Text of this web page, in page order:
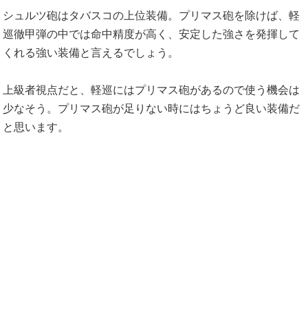
シュルツ砲はタバスコの上位装備。プリマス砲を除けば、軽
巡徹甲弾の中では命中精度が高く、安定した強さを発揮して
くれる強い装備と言えるでしょう。
上級者視点だと、軽巡にはプリマス砲があるので使う機会は
少なそう。プリマス砲が足りない時にはちょうど良い装備だ
と思います。